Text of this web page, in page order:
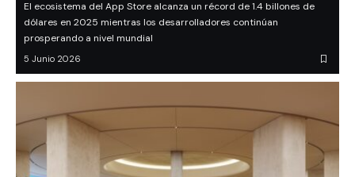
El ecosistema del App Store alcanza un récord de 1.4 billones de
dólares en 2025 mientras los desarrolladores continúan
prosperando a nivel mundial
5 Junio 2026